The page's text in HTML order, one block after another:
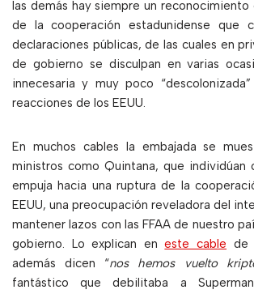
las demás hay siempre un
de la cooperación estadunidense que
declaraciones públicas, de las cuales en
de gobierno se disculpan en varias
innecesaria y muy poco
reacciones de los EEUU.
En muchos cables la embajada se
ministros como Quintana, que individúan
empuja hacia una ruptura de la
EEUU, una preocupación reveladora del
mantener lazos con las FFAA de nuestro
gobierno. Lo explican eneste cable de
además dicen “nos hemos vuelto
fantástico que debilitaba a